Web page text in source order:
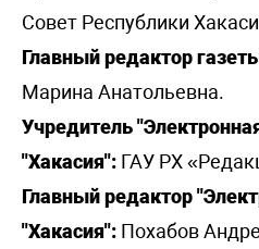
Совет Республики
Главный редактор
Марина Анатольевна.
Учредитель
"Хакасия": ГАУ РХ
Главный редактор
"Хакасия": Похабов